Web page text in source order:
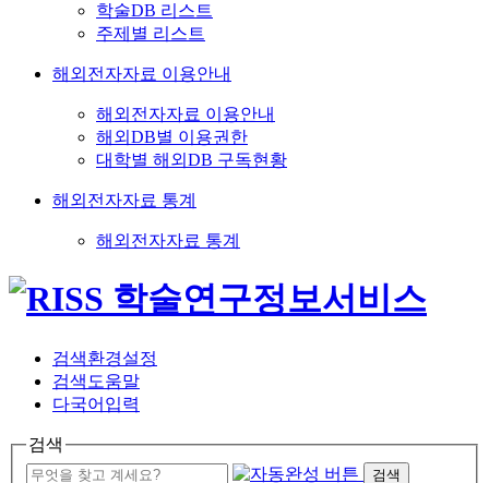
학술DB 리스트
주제별 리스트
해외전자자료 이용안내
해외전자자료 이용안내
해외DB별 이용권한
대학별 해외DB 구독현황
해외전자자료 통계
해외전자자료 통계
검색환경설정
검색도움말
다국어입력
검색
검색